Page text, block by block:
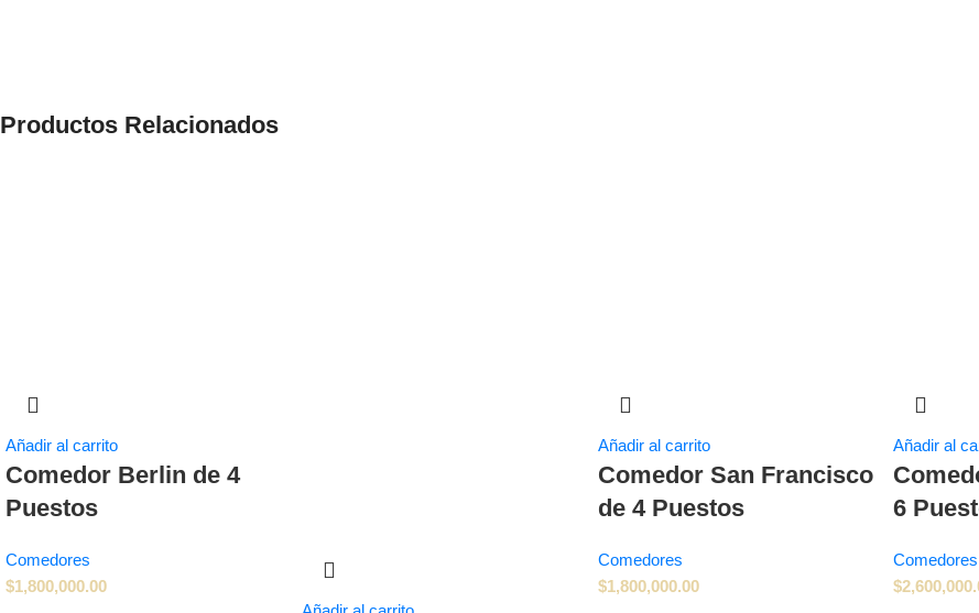
Productos Relacionados
Añadir al carrito
Comedor Berlin de 4
Puestos
Comedores
$1,800,000.00
Añadir al carrito
Comedor San Francisco
de 4 Puestos
Comedores
$1,800,000.00
Añadir al
6
Comedores
$